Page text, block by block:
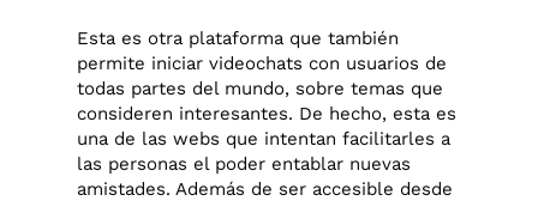
Esta es otra plataforma que también
permite iniciar videochats con usuarios de
todas partes del mundo, sobre temas que
consideren interesantes. De hecho, esta es
una de las webs que intentan facilitarles a
las personas el poder entablar nuevas
amistades. Además de ser accesible desde